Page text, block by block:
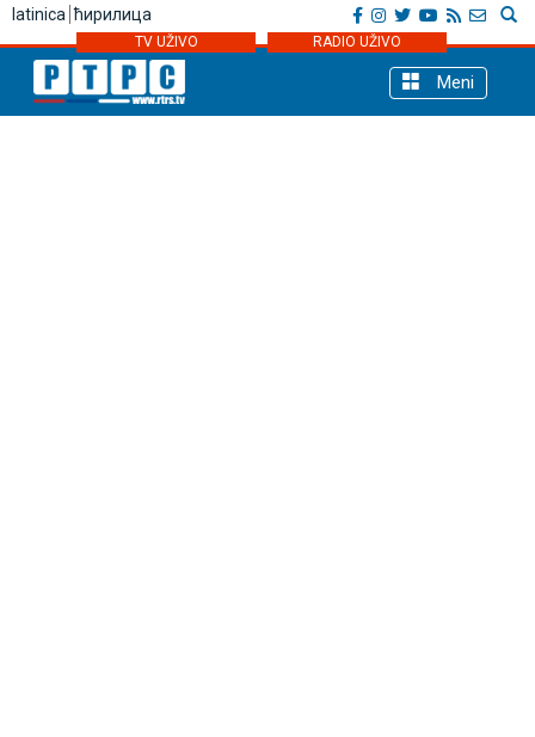
latinica ћирилица
TV UŽIVO RADIO UŽIVO
Meni